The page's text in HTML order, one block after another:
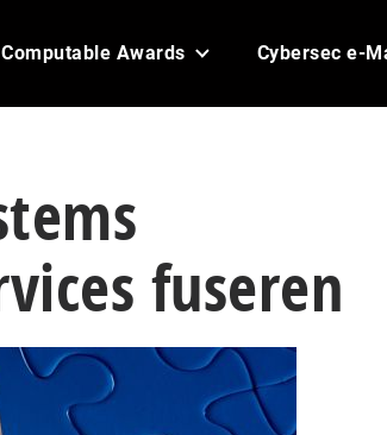
Computable Awards Cybersec e-
fuseren